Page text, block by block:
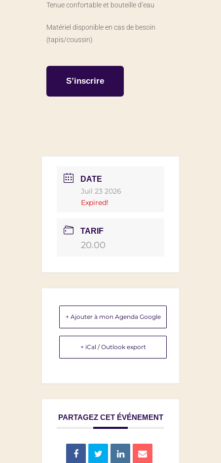
Tenue confortable et bouteille d’eau
Matériel disponible en cas de besoin
(tapis/coussin)
S’inscrire
DATE
Juil 23 2026
Expired!
TARIF
20.00
+ Ajouter à mon Agenda Google
+ iCal / Outlook export
PARTAGEZ CET ÉVÉNEMENT